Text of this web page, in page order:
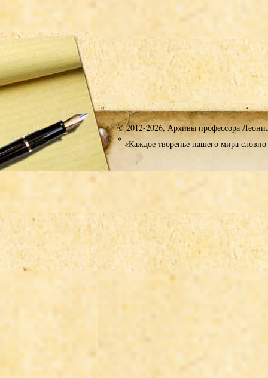
© 2012-2026, Архивы профессора
* «Каждое творенье нашего мира